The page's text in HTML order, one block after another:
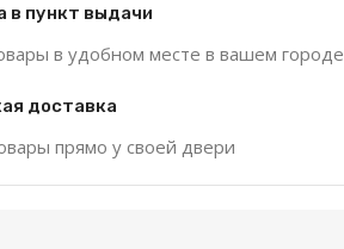
в пункт выдачи
в удобном месте в вашем городе
доставка
прямо у своей двери